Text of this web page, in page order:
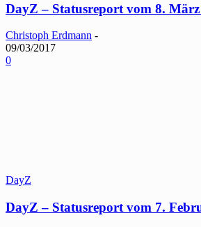
DayZ – Statusreport vom 8. März
Christoph Erdmann -
09/03/2017
0
DayZ
DayZ – Statusreport vom 7.